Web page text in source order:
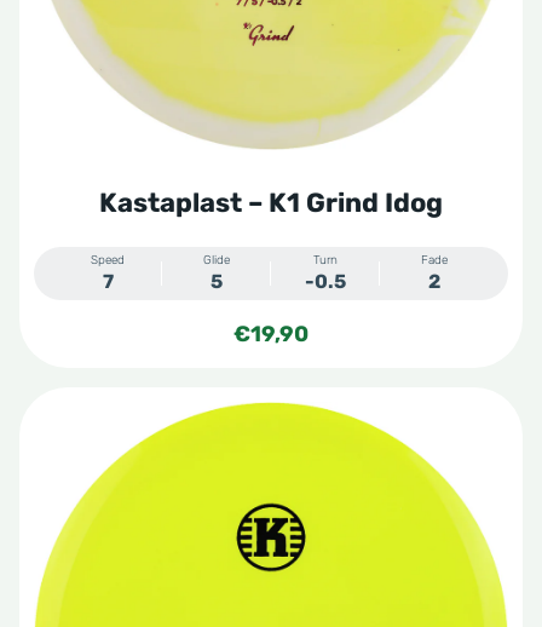
Kastaplast – K1 Grind Idog
Speed
7
Glide
5
Turn
-0.5
Fade
2
€19,90